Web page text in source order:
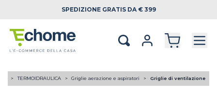
SPEDIZIONE GRATIS DA € 399
TERMOIDRAULICA Griglie aerazione e aspiratori Griglie di ventilazione